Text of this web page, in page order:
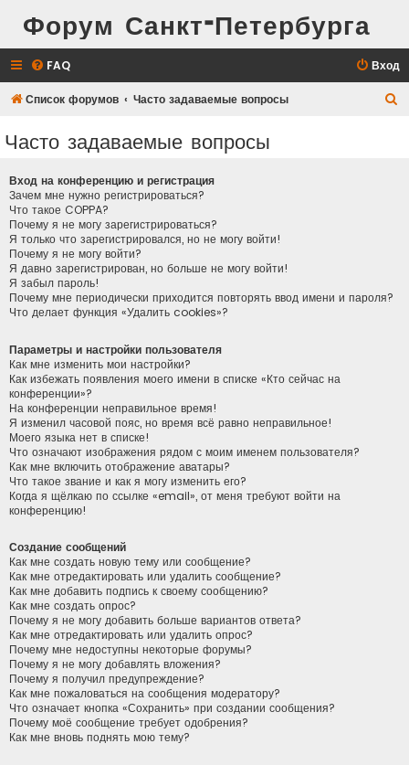
Форум Санкт-Петербурга
FAQ Вход
Список форумов Часто задаваемые вопросы
Часто задаваемые вопросы
Вход на конференцию и регистрация
Зачем мне нужно регистрироваться?
Что такое COPPA?
Почему я не могу зарегистрироваться?
Я только что зарегистрировался, но не могу войти!
Почему я не могу войти?
Я давно зарегистрирован, но больше не могу войти!
Я забыл пароль!
Почему мне периодически приходится повторять ввод имени и пароля?
Что делает функция «Удалить cookies»?
Параметры и настройки пользователя
Как мне изменить мои настройки?
Как избежать появления моего имени в списке «Кто сейчас на
конференции»?
На конференции неправильное время!
Я изменил часовой пояс, но время всё равно неправильное!
Моего языка нет в списке!
Что означают изображения рядом с моим именем пользователя?
Как мне включить отображение аватары?
Что такое звание и как я могу изменить его?
Когда я щёлкаю по ссылке «email», от меня требуют войти на
конференцию!
Создание сообщений
Как мне создать новую тему или сообщение?
Как мне отредактировать или удалить сообщение?
Как мне добавить подпись к своему сообщению?
Как мне создать опрос?
Почему я не могу добавить больше вариантов ответа?
Как мне отредактировать или удалить опрос?
Почему мне недоступны некоторые форумы?
Почему я не могу добавлять вложения?
Почему я получил предупреждение?
Как мне пожаловаться на сообщения модератору?
Что означает кнопка «Сохранить» при создании сообщения?
Почему моё сообщение требует одобрения?
Как мне вновь поднять мою тему?